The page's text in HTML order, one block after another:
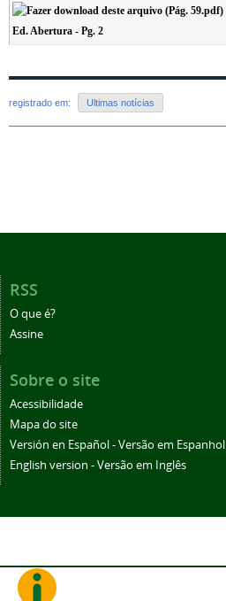
Ed. Abertura - Pg. 2
registrado em: Ultimas notícias
RSS
O que é?
Assine
Sobre o site
Acessibilidade
Mapa do site
Versión en Español - Versão em Espanhol
English version - Versão em Inglês